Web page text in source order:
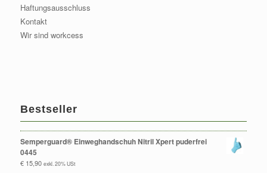
Haftungsausschluss
Kontakt
Wir sind workcess
Bestseller
Semperguard® Einweghandschuh Nitril Xpert puderfrei
0445
€15,90 exkl. 20% USt